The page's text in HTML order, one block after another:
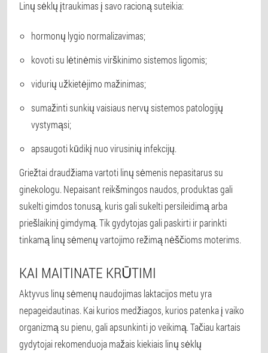
Linų sėklų įtraukimas į savo racioną suteikia:
hormonų lygio normalizavimas;
kovoti su lėtinėmis virškinimo sistemos ligomis;
vidurių užkietėjimo mažinimas;
sumažinti sunkių vaisiaus nervų sistemos patologijų
vystymąsi;
apsaugoti kūdikį nuo virusinių infekcijų.
Griežtai draudžiama vartoti linų sėmenis nepasitarus su
ginekologu. Nepaisant reikšmingos naudos, produktas gali
sukelti gimdos tonusą, kuris gali sukelti persileidimą arba
priešlaikinį gimdymą. Tik gydytojas gali paskirti ir parinkti
tinkamą linų sėmenų vartojimo režimą nėščioms moterims.
KAI MAITINATE KRŪTIMI
Aktyvus linų sėmenų naudojimas laktacijos metu yra
nepageidautinas. Kai kurios medžiagos, kurios patenka į vaiko
organizmą su pienu, gali apsunkinti jo veikimą. Tačiau kartais
gydytojai rekomenduoja mažais kiekiais linų sėklų